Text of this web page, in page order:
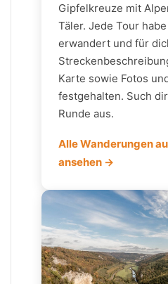
Gipfelkreuze mit
Täler. Jede Tour
erwandert und für
Karte sowie Fotos
festgehalten. Such
Runde aus.
Alle Wanderungen
ansehen →